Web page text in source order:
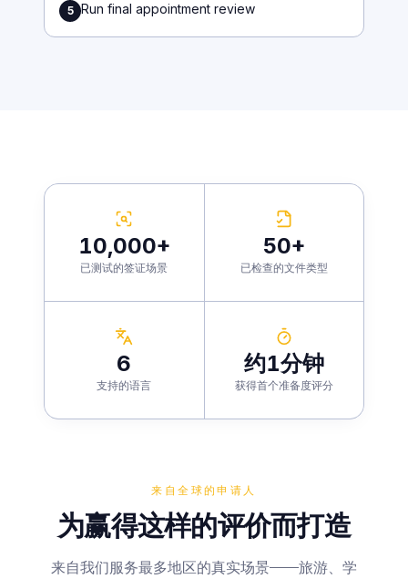
5 Run final appointment review
10,000+
已测试的签证场景
50+
已检查的文件类型
6
支持的语言
约1分钟
获得首个准备度评分
来自全球的申请人
为赢得这样的评价而打造
来自我们服务最多地区的真实场景——旅游、学